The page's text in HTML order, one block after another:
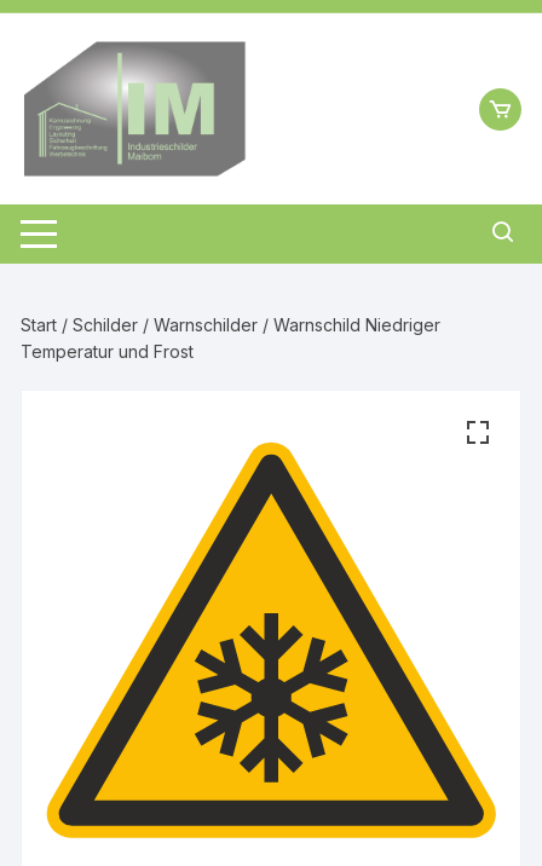
Zum
springen
Start /Schilder /Warnschilder / Warnschild Niedriger
Temperatur und Frost